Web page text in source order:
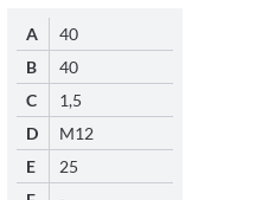
A
40
B
40
C
1,5
D
M12
E
25